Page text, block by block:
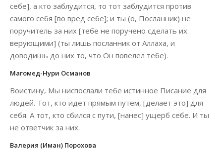
себе], а кто заблудится, то тот заблудится против
самого себя [во вред себе]; и ты (о, Посланник) не
поручитель за них [тебе не поручено сделать их
верующими] (ты лишь посланник от Аллаха, и
доводишь до них то, что Он повелел тебе).
Магомед-Нури Османов
Воистину, Мы ниспослали тебе истинное Писание для
людей. Тот, кто идет прямым путем, [делает это] для
себя. А тот, кто сбился с пути, [нанес] ущерб себе. И ты
не ответчик за них.
Валерия (Иман) Порохова